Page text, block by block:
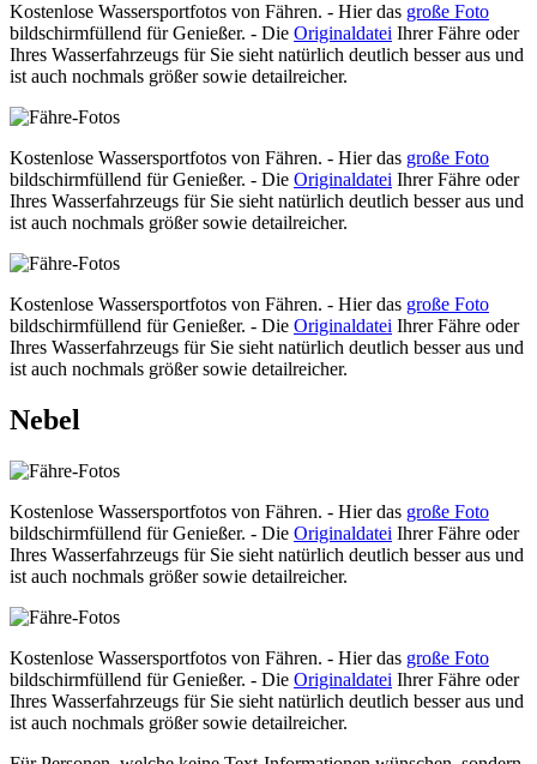
Kostenlose Wassersportfotos von Fähren. - Hier das große Foto
bildschirmfüllend für Genießer. - Die Originaldatei Ihrer Fähre oder
Ihres Wasserfahrzeugs für Sie sieht natürlich deutlich besser aus und
ist auch nochmals größer sowie detailreicher.
Kostenlose Wassersportfotos von Fähren. - Hier das große Foto
bildschirmfüllend für Genießer. - Die Originaldatei Ihrer Fähre oder
Ihres Wasserfahrzeugs für Sie sieht natürlich deutlich besser aus und
ist auch nochmals größer sowie detailreicher.
Kostenlose Wassersportfotos von Fähren. - Hier das große Foto
bildschirmfüllend für Genießer. - Die Originaldatei Ihrer Fähre oder
Ihres Wasserfahrzeugs für Sie sieht natürlich deutlich besser aus und
ist auch nochmals größer sowie detailreicher.
Nebel
Kostenlose Wassersportfotos von Fähren. - Hier das große Foto
bildschirmfüllend für Genießer. - Die Originaldatei Ihrer Fähre oder
Ihres Wasserfahrzeugs für Sie sieht natürlich deutlich besser aus und
ist auch nochmals größer sowie detailreicher.
Kostenlose Wassersportfotos von Fähren. - Hier das große Foto
bildschirmfüllend für Genießer. - Die Originaldatei Ihrer Fähre oder
Ihres Wasserfahrzeugs für Sie sieht natürlich deutlich besser aus und
ist auch nochmals größer sowie detailreicher.